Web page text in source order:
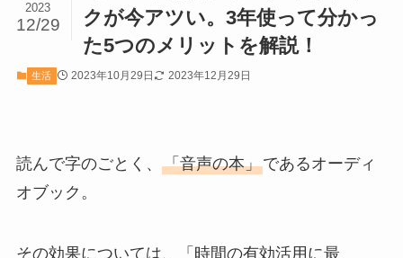
クが今アツい。3年使って分かっ
た5つのメリットを解説！
2023
12/29
生活 2023年10月29日 2023年12月29日
読んで字のごとく、 「音声の本」であるオーディ
オブック。
その効果については、「時間の有効活用に最